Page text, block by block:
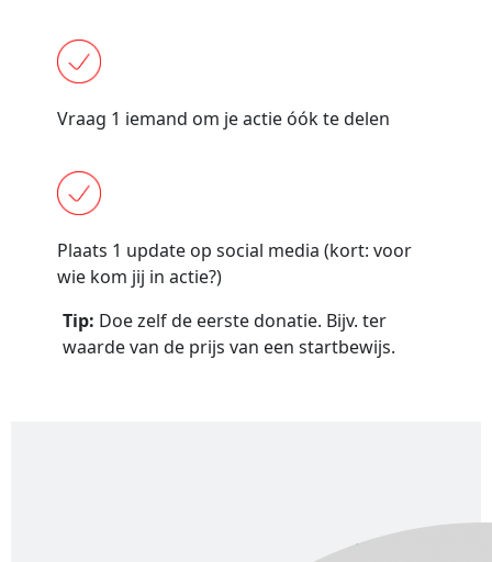
Vraag 1 iemand om je actie óók te delen
Plaats 1 update op social media (kort: voor
wie kom jij in actie?)
Tip: Doe zelf de eerste donatie. Bijv. ter
waarde van de prijs van een startbewijs.